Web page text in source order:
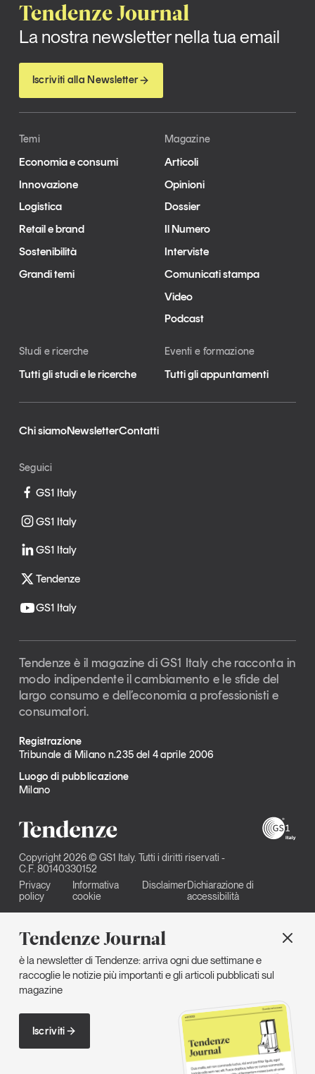
Tendenze Journal
è la newsletter di Tendenze: arriva ogni due settimane e
raccoglie le notizie più importanti e gli articoli pubblicati sul
magazine
Iscriviti
Tendenze Journal
La nostra newsletter nella tua email
Iscriviti alla Newsletter
Temi
Economia e consumi
Innovazione
Logistica
Retail e brand
Sostenibilità
Grandi temi
Magazine
Articoli
Opinioni
Dossier
Il Numero
Interviste
Comunicati stampa
Video
Podcast
Studi e ricerche
Tutti gli studi e le ricerche
Eventi e formazione
Tutti gli appuntamenti
Chi siamoNewsletterContatti
Seguici
GS1 Italy
GS1 Italy
GS1 Italy
Tendenze
GS1 Italy
Tendenze è il magazine di GS1 Italy che racconta in
modo indipendente il cambiamento e le sfide del
largo consumo e dell’economia a professionisti e
consumatori.
Registrazione
Tribunale di Milano n.235 del 4 aprile 2006
Luogo di pubblicazione
Milano
Copyright 2026 © GS1 Italy. Tutti i diritti riservati -
C.F. 80140330152
Privacy
policy
Informativa
cookie
DisclaimerDichiarazione di
accessibilità